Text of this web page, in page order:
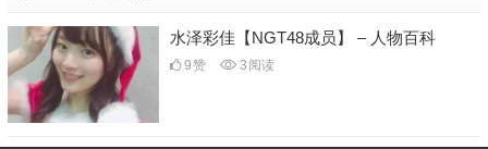
水泽彩佳【NGT48成员】 – 人物百科
9赞 3 阅读